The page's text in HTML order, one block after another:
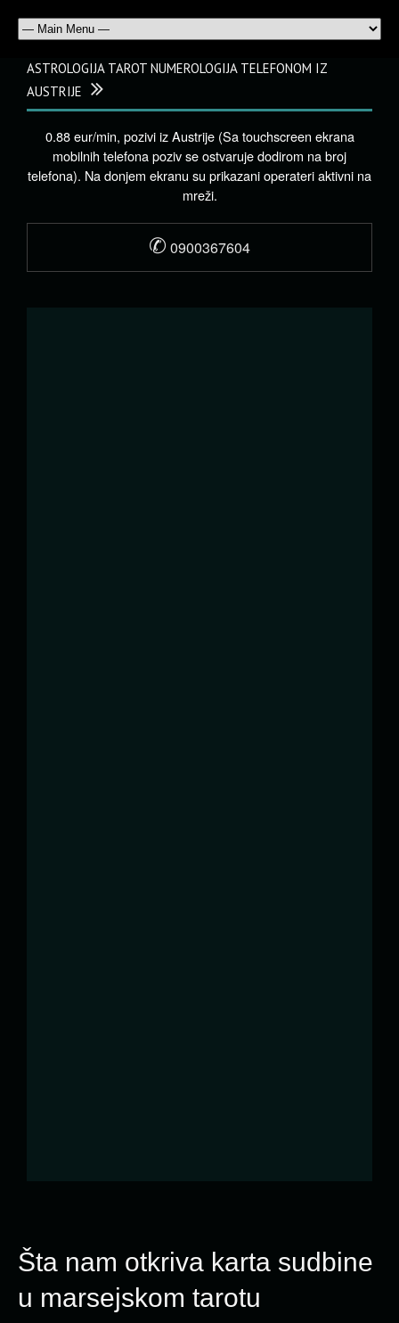
Šta nam otkriva karta sudbine
u marsejskom tarotu
ASTROLOGIJA TAROT NUMEROLOGIJA TELEFONOM IZ
AUSTRIJE
0.88 eur/min, pozivi iz Austrije (Sa touchscreen ekrana
mobilnih telefona poziv se ostvaruje dodirom na broj
telefona). Na donjem ekranu su prikazani operateri aktivni na
mreži.
✆ 0900367604